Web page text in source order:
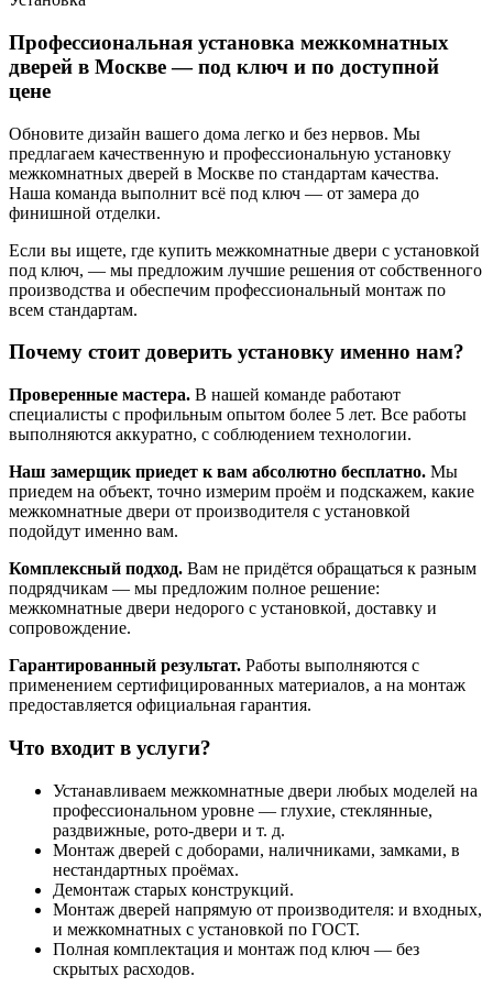
Профессиональная установка межкомнатных
дверей в Москве — под ключ и по доступной
цене
Обновите дизайн вашего дома легко и без нервов. Мы
предлагаем качественную и профессиональную установку
межкомнатных дверей в Москве по стандартам качества.
Наша команда выполнит всё под ключ — от замера до
финишной отделки.
Если вы ищете, где купить межкомнатные двери с установкой
под ключ, — мы предложим лучшие решения от собственного
производства и обеспечим профессиональный монтаж по
всем стандартам.
Почему стоит доверить установку именно нам?
Проверенные мастера. В нашей команде работают
специалисты с профильным опытом более 5 лет. Все работы
выполняются аккуратно, с соблюдением технологии.
Наш замерщик приедет к вам абсолютно бесплатно. Мы
приедем на объект, точно измерим проём и подскажем, какие
межкомнатные двери от производителя с установкой
подойдут именно вам.
Комплексный подход. Вам не придётся обращаться к разным
подрядчикам — мы предложим полное решение:
межкомнатные двери недорого с установкой, доставку и
сопровождение.
Гарантированный результат. Работы выполняются с
применением сертифицированных материалов, а на монтаж
предоставляется официальная гарантия.
Что входит в услуги?
Устанавливаем межкомнатные двери любых моделей на
профессиональном уровне — глухие, стеклянные,
раздвижные, рото-двери и т. д.
Монтаж дверей с доборами, наличниками, замками, в
нестандартных проёмах.
Демонтаж старых конструкций.
Монтаж дверей напрямую от производителя: и входных,
и межкомнатных с установкой по ГОСТ.
Полная комплектация и монтаж под ключ — без
скрытых расходов.